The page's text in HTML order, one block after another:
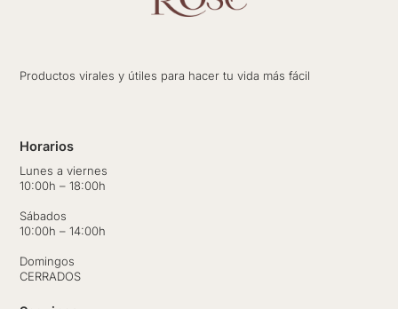
Productos virales y útiles para hacer tu vida más fácil
Horarios
Lunes a viernes
10:00h – 18:00h
Sábados
10:00h – 14:00h
Domingos
CERRADOS